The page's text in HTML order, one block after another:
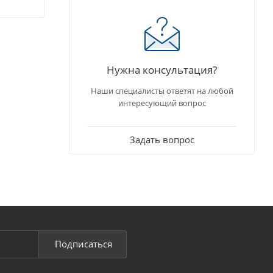
Нужна консультация?
Наши специалисты ответят на любой
интересующий вопрос
Задать вопрос
Подписаться